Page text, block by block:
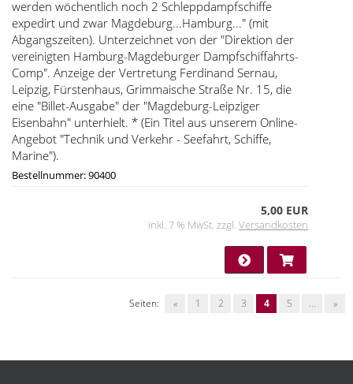
werden wöchentlich noch 2 Schleppdampfschiffe
expedirt und zwar Magdeburg...Hamburg..." (mit
Abgangszeiten). Unterzeichnet von der "Direktion der
vereinigten Hamburg-Magdeburger Dampfschiffahrts-
Comp". Anzeige der Vertretung Ferdinand Sernau,
Leipzig, Fürstenhaus, Grimmaische Straße Nr. 15, die
eine "Billet-Ausgabe" der "Magdeburg-Leipziger
Eisenbahn" unterhielt. * (Ein Titel aus unserem Online-
Angebot "Technik und Verkehr - Seefahrt, Schiffe,
Marine").
Bestellnummer: 90400
5,00 EUR
inkl. 7 % MwSt. zzgl.Versandkosten
Seiten: « 1 2 3 4 5 ... »